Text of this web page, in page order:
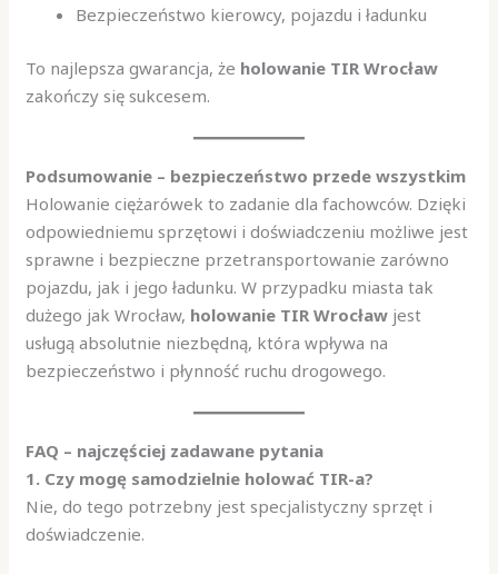
Bezpieczeństwo kierowcy, pojazdu i ładunku
To najlepsza gwarancja, że holowanie TIR Wrocław
zakończy się sukcesem.
Podsumowanie – bezpieczeństwo przede wszystkim
Holowanie ciężarówek to zadanie dla fachowców. Dzięki
odpowiedniemu sprzętowi i doświadczeniu możliwe jest
sprawne i bezpieczne przetransportowanie zarówno
pojazdu, jak i jego ładunku. W przypadku miasta tak
dużego jak Wrocław, holowanie TIR Wrocław jest
usługą absolutnie niezbędną, która wpływa na
bezpieczeństwo i płynność ruchu drogowego.
FAQ – najczęściej zadawane pytania
1. Czy mogę samodzielnie holować TIR-a?
Nie, do tego potrzebny jest specjalistyczny sprzęt i
doświadczenie.